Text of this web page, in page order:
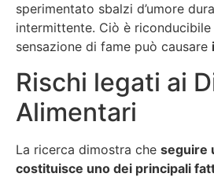
sperimentato sbalzi d’umore
intermittente. Ciò è
sensazione di fame può causare
Rischi legati ai
Alimentari
La ricerca dimostra che seguire
costituisce uno dei principali